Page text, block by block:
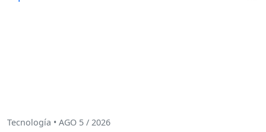
Tecnología • AGO 5 / 2026